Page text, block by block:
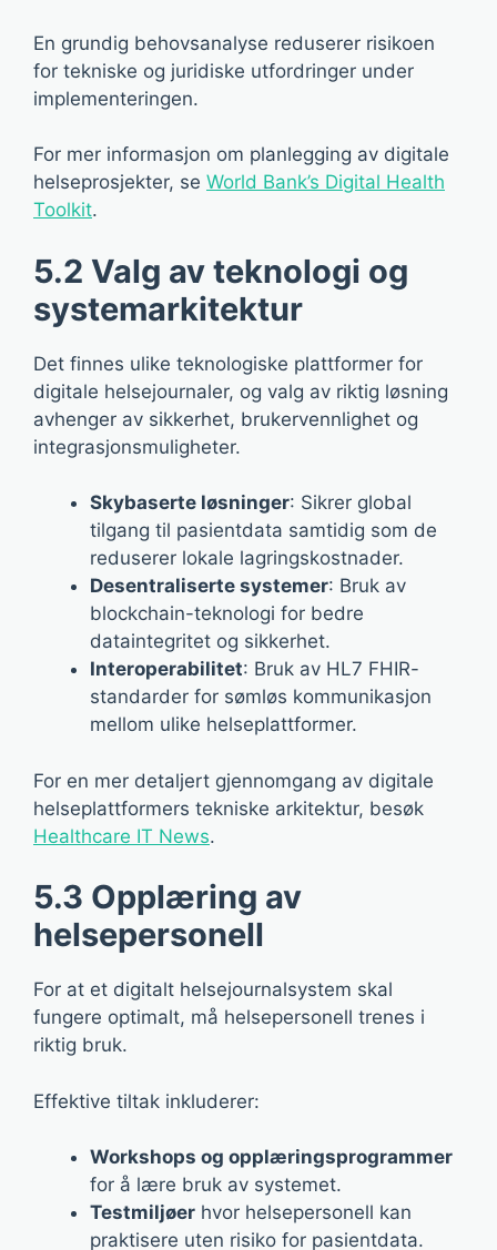
En grundig behovsanalyse reduserer risikoen
for tekniske og juridiske utfordringer under
implementeringen.
For mer informasjon om planlegging av digitale
helseprosjekter, se World Bank’s Digital Health
Toolkit.
5.2 Valg av teknologi og
systemarkitektur
Det finnes ulike teknologiske plattformer for
digitale helsejournaler, og valg av riktig løsning
avhenger av sikkerhet, brukervennlighet og
integrasjonsmuligheter.
Skybaserte løsninger: Sikrer global
tilgang til pasientdata samtidig som de
reduserer lokale lagringskostnader.
Desentraliserte systemer: Bruk av
blockchain-teknologi for bedre
dataintegritet og sikkerhet.
Interoperabilitet: Bruk av HL7 FHIR-
standarder for sømløs kommunikasjon
mellom ulike helseplattformer.
For en mer detaljert gjennomgang av digitale
helseplattformers tekniske arkitektur, besøk
Healthcare IT News.
5.3 Opplæring av
helsepersonell
For at et digitalt helsejournalsystem skal
fungere optimalt, må helsepersonell trenes i
riktig bruk.
Effektive tiltak inkluderer:
Workshops og opplæringsprogrammer
for å lære bruk av systemet.
Testmiljøer hvor helsepersonell kan
praktisere uten risiko for pasientdata.